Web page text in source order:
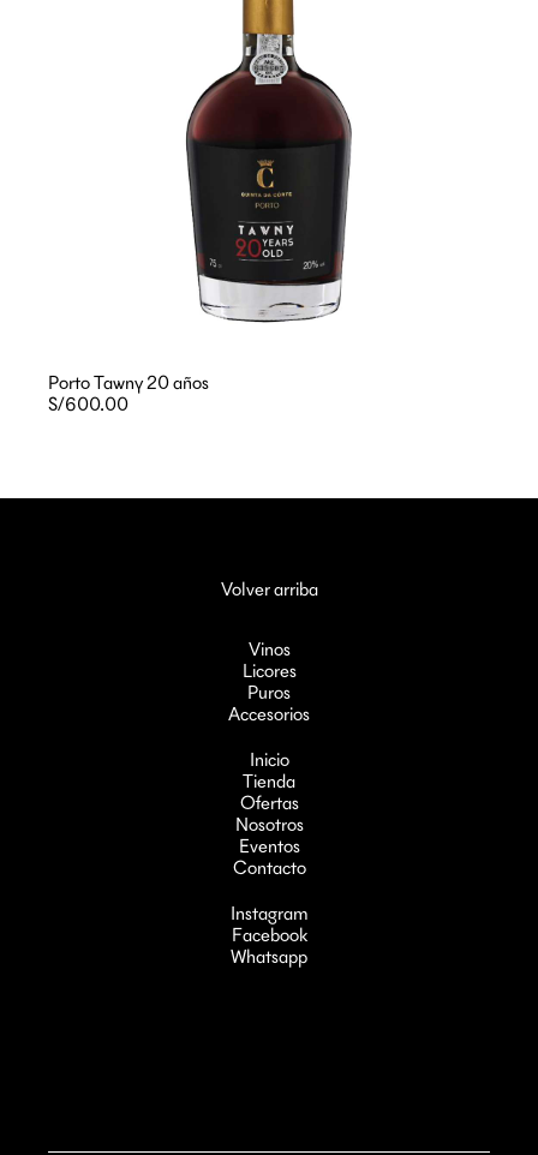
Porto Tawny 20 años
S/600.00
Volver arriba
Vinos
Licores
Puros
Accesorios
Inicio
Tienda
Ofertas
Nosotros
Eventos
Contacto
Instagram
Facebook
Whatsapp